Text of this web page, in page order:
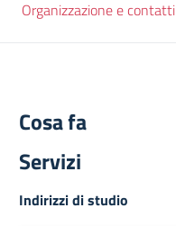
Organizzazione e contatti
Cosa fa
Servizi
Indirizzi di studio